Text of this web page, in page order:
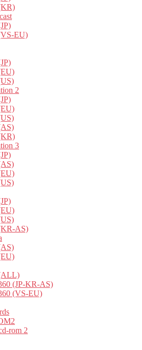
EU)
2
3
AS)
(JP-KR-AS)
(VS-EU)
rom 2